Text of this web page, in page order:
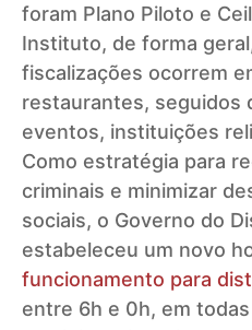
foram Plano Piloto e
Instituto, de forma
fiscalizações ocorrem
restaurantes, seguidos
eventos, instituições
Como estratégia para
criminais e minimizar
sociais, o Governo do
estabeleceu um novo
funcionamento para
entre 6h e 0h, em